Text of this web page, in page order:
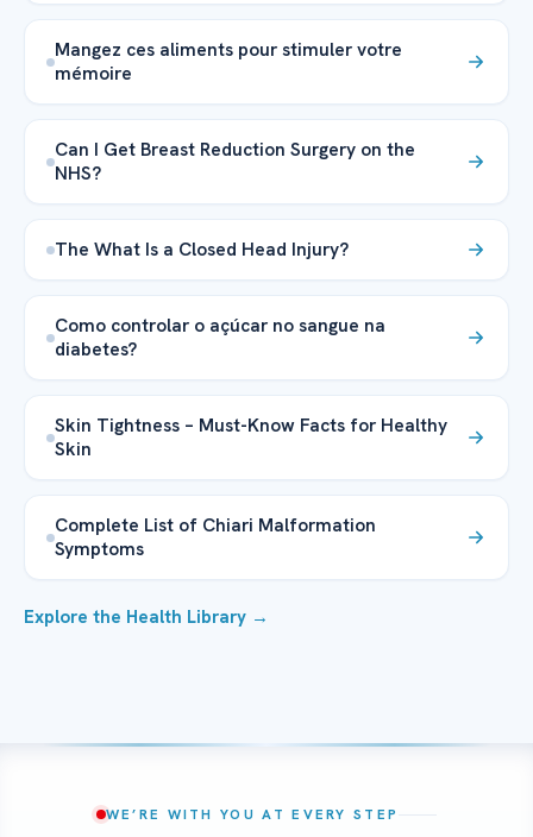
Mangez ces aliments pour stimuler votre
mémoire
Can I Get Breast Reduction Surgery on the
NHS?
The What Is a Closed Head Injury?
Como controlar o açúcar no sangue na
diabetes?
Skin Tightness – Must-Know Facts for Healthy
Skin
Complete List of Chiari Malformation
Symptoms
Explore the Health Library →
WE’RE WITH YOU AT EVERY STEP